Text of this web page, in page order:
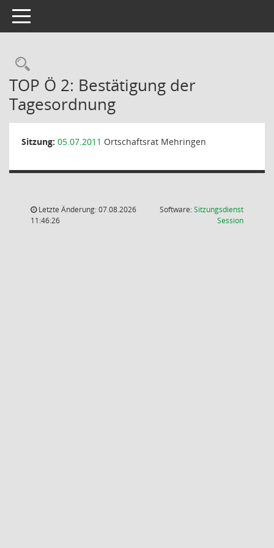
Toggle navigation
Rechercheauswahl
TOP Ö 2: Bestätigung der
Tagesordnung
Sitzung: 05.07.2011 Ortschaftsrat Mehringen
Letzte Änderung: 07.08.2026
11:46:26
Software:Sitzungsdienst
Session(Wird in